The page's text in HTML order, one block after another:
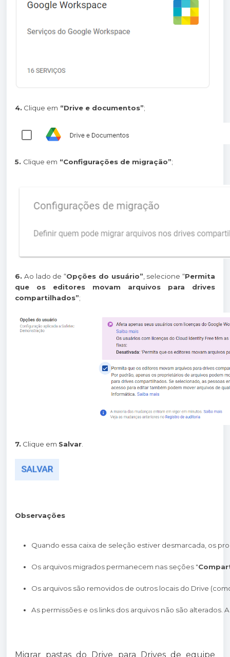
4. Clique em “Drive e documentos”;
5. Clique em “Configurações de migração”;
6. Ao lado de “Opções do usuário” , selecione “Permita
que os editores movam arquivos para drives
compartilhados”;
7. Clique em Salvar
Observações
Quando essa caixa de seleção estiver desmarcada, os
Os arquivos migrados permanecem nas seções "
Os arquivos são removidos de outros locais do Drive
As permissões e os links dos arquivos não são
Migrar pastas do Drive para Drives de equipe